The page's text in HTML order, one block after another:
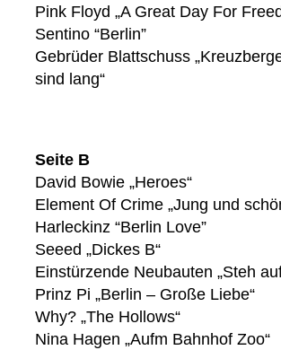
Pink Floyd „A Great Day For
Sentino “Berlin”
Gebrüder Blattschuss
sind lang“
Seite B
David Bowie „Heroes“
Element Of Crime „Jung und
Harleckinz “Berlin Love”
Seeed „Dickes B“
Einstürzende Neubauten „Steh
Prinz Pi „Berlin – Große Liebe“
Why? „The Hollows“
Nina Hagen „Aufm Bahnhof Zoo“